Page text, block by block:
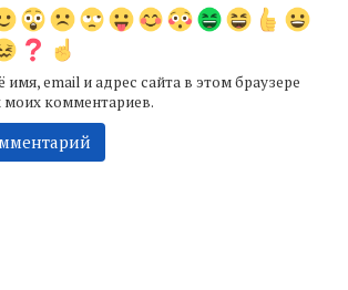
email и адрес сайта в этом браузере
комментариев.